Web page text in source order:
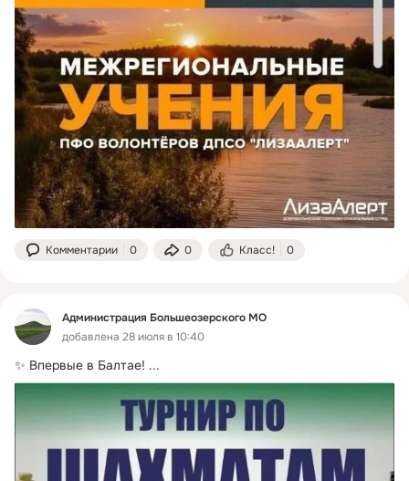
Комментарии 0 0 Класс! 0
Администрация Большеозерского МО
добавлена 28 июля в 10:40
✨ Впервые в Балтае! ...